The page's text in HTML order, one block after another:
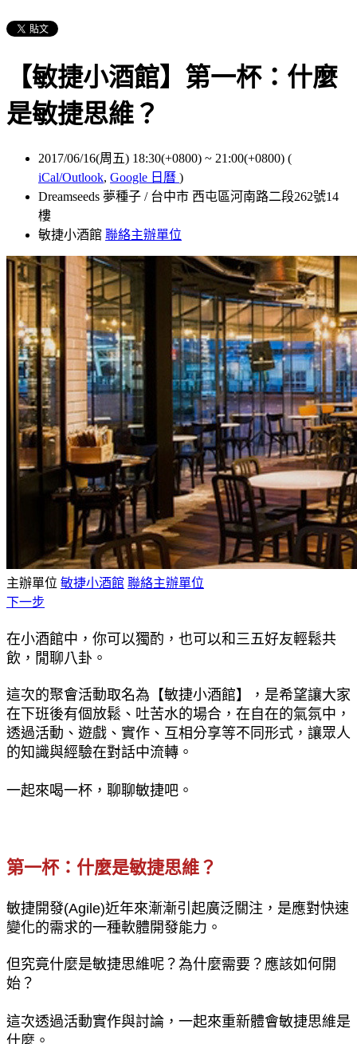
【敏捷小酒館】第一杯：什麼
是敏捷思維？
2017/06/16(周五) 18:30(+0800) ~ 21:00(+0800) (
iCal/Outlook, Google 日曆 )
Dreamseeds 夢種子 / 台中市 西屯區河南路二段262號14
樓
敏捷小酒館 聯絡主辦單位
主辦單位 敏捷小酒館 聯絡主辦單位
下一步
在小酒館中，你可以獨酌，也可以和三五好友輕鬆共
飲，閒聊八卦。
這次的聚會活動取名為【敏捷小酒館】，是希望讓大家
在下班後有個放鬆、吐苦水的場合，在自在的氣氛中，
透過活動、遊戲、實作、互相分享等不同形式，讓眾人
的知識與經驗在對話中流轉。
一起來喝一杯，聊聊敏捷吧。
第一杯：什麼是敏捷思維？
敏捷開發(Agile)近年來漸漸引起廣泛關注，是應對快速
變化的需求的一種軟體開發能力。
但究竟什麼是敏捷思維呢？為什麼需要？應該如何開
始？
這次透過活動實作與討論，一起來重新體會敏捷思維是
什麼。